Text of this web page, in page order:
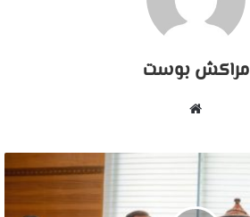
مراكش بوست